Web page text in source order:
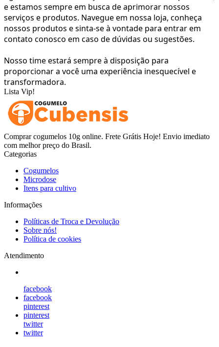
e estamos sempre em busca de aprimorar nossos
serviços e produtos. Navegue em nossa loja, conheça
nossos produtos e sinta-se à vontade para entrar em
contato conosco em caso de dúvidas ou sugestões.
Nosso time estará sempre à disposição para
proporcionar a você uma experiência inesquecível e
transformadora.
Lista Vip!
Comprar cogumelos 10g online. Frete Grátis Hoje! Envio imediato
com melhor preço do Brasil.
Categorias
Cogumelos
Microdose
Itens para cultivo
Informações
Políticas de Troca e Devolução
Sobre nós!
Política de cookies
Atendimento
facebook
facebook
pinterest
pinterest
twitter
twitter